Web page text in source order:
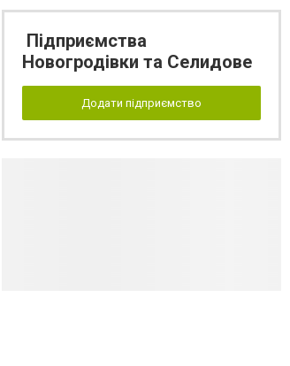
Підприємства
Новогродівки та Селидове
Додати підприємство